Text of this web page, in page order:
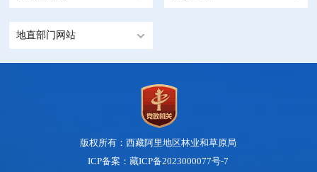
地直部门网站
版权所有：西藏阿里地区林业和草原局
ICP备案：藏ICP备2023000077号-7